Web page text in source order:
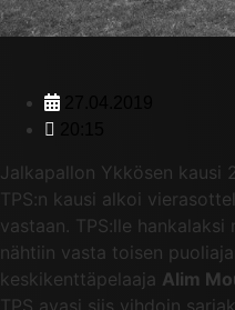
Jalkapallon Ykkösen kausi
TPS:n kausi alkoi
vastaan. TPS:lle
nähtiin vasta toisen
keskikenttäpelaaja Alim